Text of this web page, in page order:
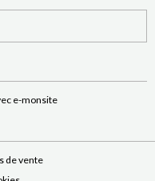
e-monsite
de vente